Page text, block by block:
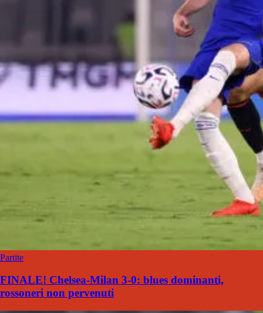
Partite
FINALE! Chelsea-Milan 3-0: blues dominanti,
rossoneri non pervenuti